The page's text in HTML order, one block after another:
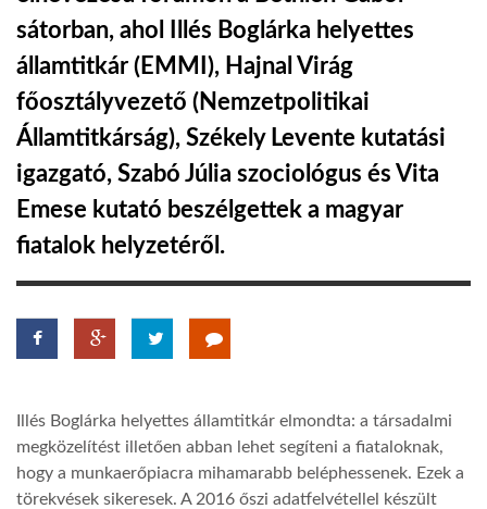
DOBRAVERO.HU
LATIMO.HU
GLOBOBOOK
sátorban, ahol Illés Boglárka helyettes
államtitkár (EMMI), Hajnal Virág
főosztályvezető (Nemzetpolitikai
Államtitkárság), Székely Levente kutatási
igazgató, Szabó Júlia szociológus és Vita
Emese kutató beszélgettek a magyar
fiatalok helyzetéről.
Illés Boglárka helyettes államtitkár elmondta: a társadalmi
megközelítést illetően abban lehet segíteni a fiataloknak,
hogy a munkaerőpiacra mihamarabb beléphessenek. Ezek a
törekvések sikeresek. A 2016 őszi adatfelvétellel készült